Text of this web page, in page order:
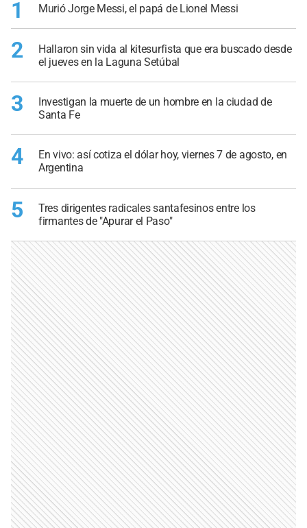
1 Murió Jorge Messi, el papá de Lionel Messi
2
Hallaron sin vida al kitesurfista que era buscado desde
el jueves en la Laguna Setúbal
3
Investigan la muerte de un hombre en la ciudad de
Santa Fe
4
En vivo: así cotiza el dólar hoy, viernes 7 de agosto, en
Argentina
5
Tres dirigentes radicales santafesinos entre los
firmantes de "Apurar el Paso"